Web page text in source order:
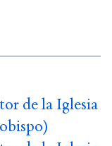
de la Iglesia